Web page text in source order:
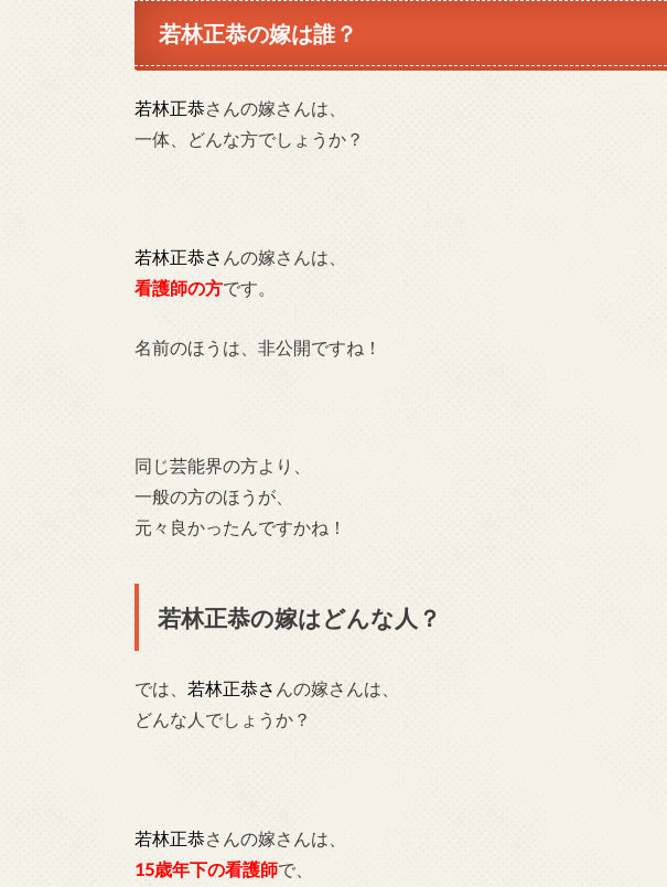
若林正恭の嫁は誰？
若林正恭さんの嫁さんは、
一体、どんな方でしょうか？
若林正恭さ んの嫁さんは、
看護師の方です。
名前のほうは、非公開ですね！
同じ芸能界の方より、
一般の方のほうが、
元々良かったんですかね！
若林正恭の嫁はどんな人？
では、 若林正恭さ んの嫁さんは、
どんな人でしょうか？
若林正恭さんの嫁さんは、
15歳年下の看護師で、